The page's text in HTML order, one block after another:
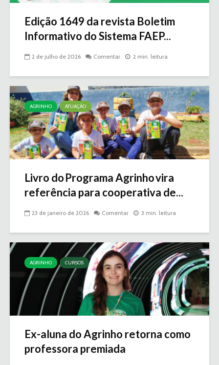
Edição 1649 da revista Boletim
Informativo do Sistema FAEP...
2 de julho de 2026 Comentar 2 min. leitura
AGRINHO ATUAÇÃO
Livro do Programa Agrinho vira
referência para cooperativa de...
23 de janeiro de 2026 Comentar 3 min. leitura
AGRINHO CURSOS
Ex-aluna do Agrinho retorna como
professora premiada